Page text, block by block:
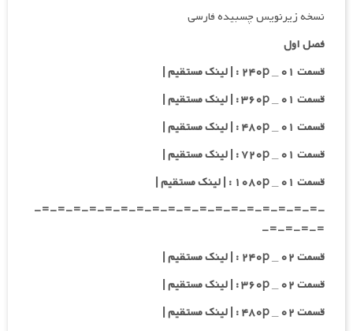
نسخه زیرنویس چسبیده فارسی
فصل اول
قسمت ۰۱ _ ۲۴۰p : | لینک مستقیم |
قسمت ۰۱ _ ۳۶۰p : | لینک مستقیم |
قسمت ۰۱ _ ۴۸۰p : | لینک مستقیم |
قسمت ۰۱ _ ۷۲۰p : | لینک مستقیم |
قسمت ۰۱ _ ۱۰۸۰p : | لینک مستقیم |
-=-=-=-=-=-=-=-=-=-=-=-=-=-=-=-=-=-=-
=-=-=-=-
قسمت ۰۲ _ ۲۴۰p : | لینک مستقیم |
قسمت ۰۲ _ ۳۶۰p : | لینک مستقیم |
قسمت ۰۲ _ ۴۸۰p : | لینک مستقیم |